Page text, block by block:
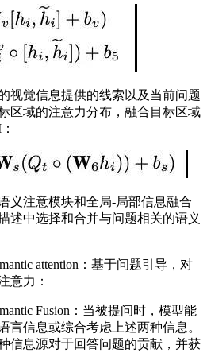
觉信息提供的线索以及当前问题
区域的注意力分布，融合目标区域
注意模块和全局-局部信息融合
述中选择和合并与问题相关的语义
attention：基于问题引导，对
意力：
Fusion：当被提问时，模型能
言信息或综合考虑上述两种信息。
信息源对于回答问题的贡献，并获